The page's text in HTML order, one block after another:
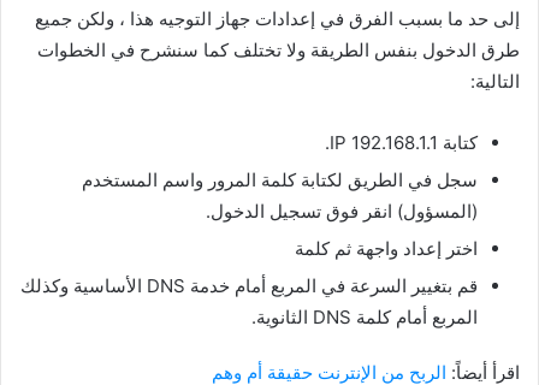
إلى حد ما بسبب الفرق في إعدادات جهاز التوجيه هذا ، ولكن جميع
طرق الدخول بنفس الطريقة ولا تختلف كما سنشرح في الخطوات
التالية:
كتابة IP 192.168.1.1.
سجل في الطريق لكتابة كلمة المرور واسم المستخدم
(المسؤول) انقر فوق تسجيل الدخول.
اختر إعداد واجهة ثم كلمة
قم بتغيير السرعة في المربع أمام خدمة DNS الأساسية وكذلك
المربع أمام كلمة DNS الثانوية.
اقرأ أيضاً: الربح من الإنترنت حقيقة أم وهم